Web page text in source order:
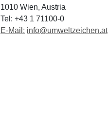
1010 Wien, Austria
Tel: +43 1 71100-0
E-Mail: info@umweltzeichen.at